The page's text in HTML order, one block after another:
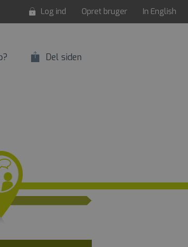
Log ind Opret bruger In English
Del siden